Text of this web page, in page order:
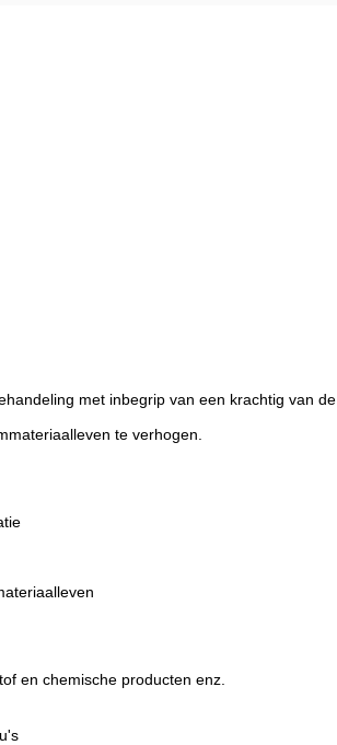
met inbegrip van een krachtig van de
te verhogen.
en chemische producten enz.